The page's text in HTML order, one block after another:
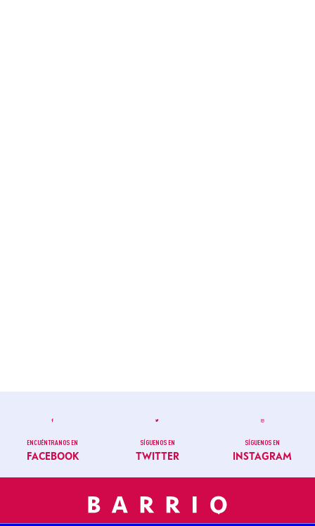
ENCUÉNTRANOS EN
FACEBOOK
SÍGUENOS EN
TWITTER
SÍGUENOS EN
INSTAGRAM